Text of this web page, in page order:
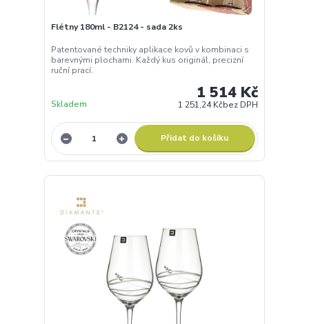
Flétny 180ml - B2124 - sada 2ks
Patentované techniky aplikace kovů v kombinaci s
barevnými plochami. Každý kus originál, precizní
ruční prací.
1 514 Kč
1 251,24 Kčbez DPH
Skladem
Přidat do košíku